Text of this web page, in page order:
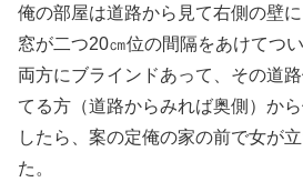
俺の部屋は道路から見て右側の壁
窓が二つ20㎝位の間隔をあけてつい
両方にブラインドあって、その道
てる方（道路からみれば奥側）か
したら、案の定俺の家の前で女が
た。